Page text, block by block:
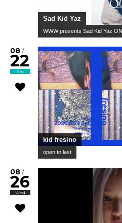
Sad Kid Yaz
WWW presents Sad Kid Yaz
08 /
22
Sat
kid fresino
open to last
08 /
26
Wed